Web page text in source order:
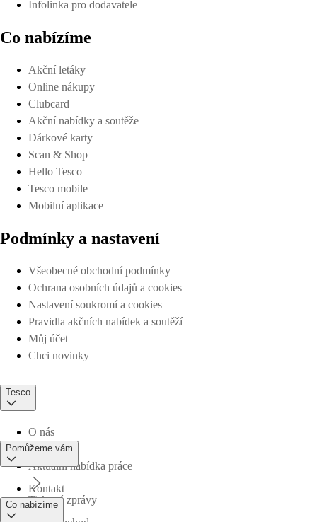
Infolinka pro dodavatele
Co nabízíme
Akční letáky
Online nákupy
Clubcard
Akční nabídky a soutěže
Dárkové karty
Scan & Shop
Hello Tesco
Tesco mobile
Mobilní aplikace
Podmínky a nastavení
Všeobecné obchodní podmínky
Ochrana osobních údajů a cookies
Nastavení soukromí a cookies
Pravidla akčních nabídek a soutěží
Můj účet
Chci novinky
Tesco
O nás
Aktuální nabídka práce
Tiskové zprávy
Pomůžeme vám
Kontakt
Co nabízíme